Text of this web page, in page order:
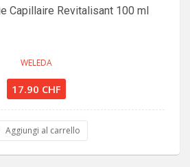
Capillaire Revitalisant 100 ml
WELEDA
17.90 CHF
Aggiungi al carrello